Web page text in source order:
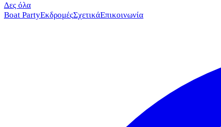
Δες όλα
Boat PartyΕκδρομέςΣχετικάΕπικοινωνία